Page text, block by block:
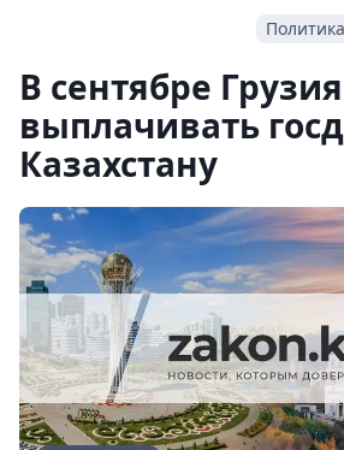
Политика
В сентябре
выплачивать
Казахстану